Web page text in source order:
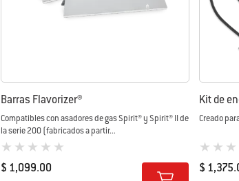
Barras Flavorizer®
Compatibles con asadores de gas Spirit® y Spirit® II de
la serie 200 (fabricados a partir...
0 de 5 (valoración de los clientes)
$ 1,099.00
Kit de
Creado
0 de 5
$